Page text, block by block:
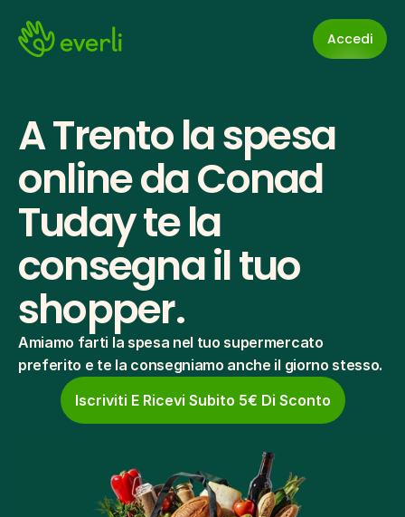
Accedi
A Trento la spesa
online da Conad
Tuday te la
consegna il tuo
shopper.
Amiamo farti la spesa nel tuo supermercato
preferito e te la consegniamo anche il giorno stesso.
Iscriviti E Ricevi Subito 5€ Di Sconto